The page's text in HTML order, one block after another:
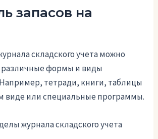
запасов на
складского учета можно
различные формы и виды
тетради, книги, таблицы
виде или специальные программы.
журнала складского учета